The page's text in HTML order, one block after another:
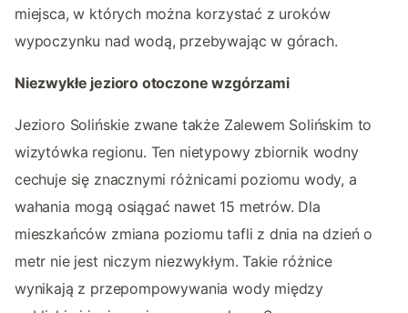
miejsca, w których można korzystać z uroków
wypoczynku nad wodą, przebywając w górach.
Niezwykłe jezioro otoczone wzgórzami
Jezioro Solińskie zwane także Zalewem Solińskim to
wizytówka regionu. Ten nietypowy zbiornik wodny
cechuje się znacznymi różnicami poziomu wody, a
wahania mogą osiągać nawet 15 metrów. Dla
mieszkańców zmiana poziomu tafli z dnia na dzień o
metr nie jest niczym niezwykłym. Takie różnice
wynikają z przepompowywania wody między